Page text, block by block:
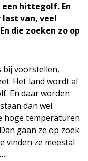
hittegolf. En
van, veel
die zoeken zo op
bij voorstellen,
Het land wordt al
En daar worden
dan wel
hoge temperaturen
gaan ze op zoek
vinden ze meestal